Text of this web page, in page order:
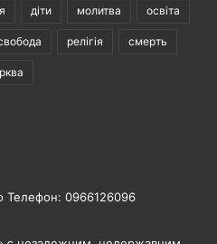
діти молитва освіта
релігія смерть
Телефон: 0966126096